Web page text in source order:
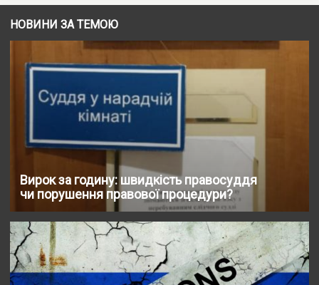
НОВИНИ ЗА ТЕМОЮ
Вирок за годину: швидкість правосуддя
чи порушення правової процедури?